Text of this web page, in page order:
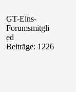
GT-Eins-
Forumsmitgli
ed
Beiträge: 1226